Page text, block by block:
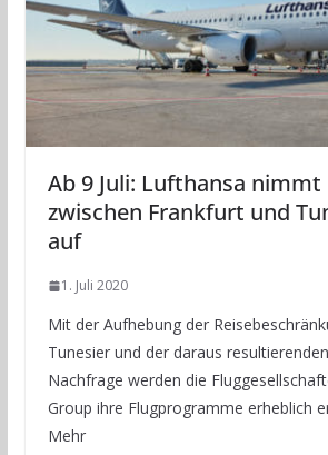
Ab 9 Juli: Lufthansa nimmt
zwischen Frankfurt und
auf
1. Juli 2020
Mit der Aufhebung der
Tunesier und der daraus
Nachfrage werden die
Group ihre Flugprogramme erheblich
Mehr